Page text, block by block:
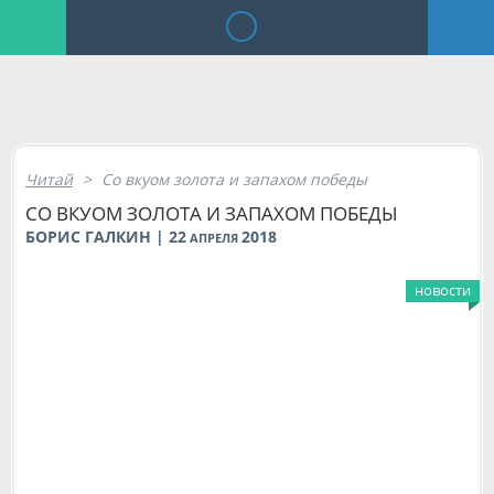
Читай > Со вкуом золота и запахом победы
СО ВКУОМ ЗОЛОТА И ЗАПАХОМ ПОБЕДЫ
БОРИС ГАЛКИН | 22 АПРЕЛЯ 2018
новости